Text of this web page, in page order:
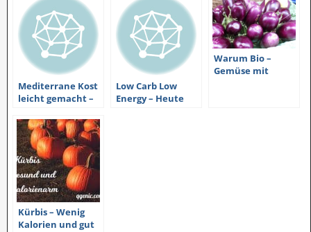
Mediterrane Kost
leicht gemacht –
täglichen
Speiseplan
bereichert
Low Carb Low
Energy – Heute
Warum Bio –
Gemüse mit
Kürbis – Wenig
Kalorien und gut